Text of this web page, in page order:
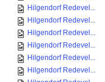
Hilgendorf Redevel...
Hilgendorf Redevel...
Hilgendorf Redevel...
Hilgendorf Redevel...
Hilgendorf Redevel...
Hilgendorf Redevel...